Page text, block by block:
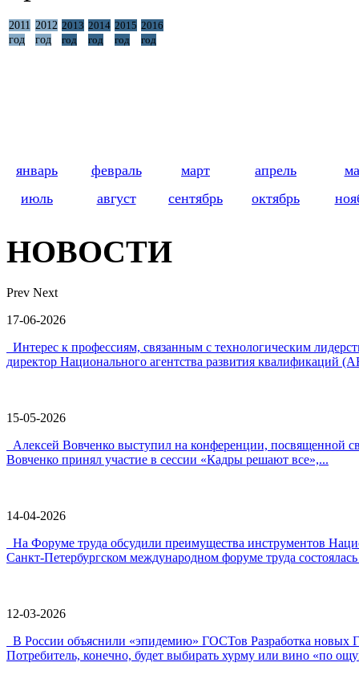
2011
год
2012
год
2013
год
2014
год
2015
год
2016
год
январь февраль март апрель
июль
август сентябрь октябрь
НОВОСТИ
Prev Next
17-06-2026
Интерес к профессиям, связанным с технологическим
директор Национального агентства развития квалификаций
15-05-2026
Алексей Вовченко выступил на конференции,
Вовченко принял участие в сессии «Кадры решают все»,...
14-04-2026
На Форуме труда обсудили преимущества инструментов
Санкт-Петербургском международном форуме труда
12-03-2026
В России объяснили «эпидемию» ГОСТов Разработка новых
Потребитель, конечно, будет выбирать хурму или вино «по